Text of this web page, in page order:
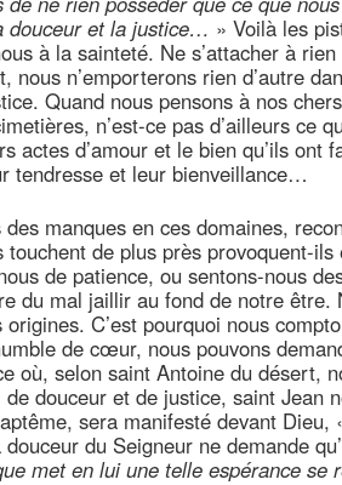
douceur et la justice… » Voilà les
à la sainteté. Ne s’attacher à
nous n’emporterons rien d’autre
Quand nous pensons à nos
n’est-ce pas d’ailleurs ce
actes d’amour et le bien qu’ils
tendresse et leur bienveillance…
des manques en ces domaines,
touchent de plus près provoquent-
de patience, ou sentons-nous
du mal jaillir au fond de notre
C’est pourquoi nous
de cœur, nous pouvons
où, selon saint Antoine du désert,
douceur et de justice, saint Jean
sera manifesté devant Dieu,
du Seigneur ne demande
met en lui une telle espérance se